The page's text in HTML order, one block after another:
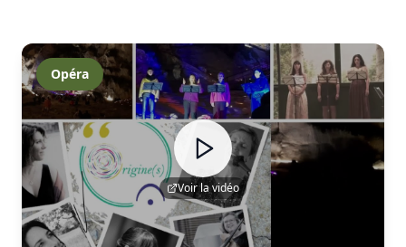
Voir la vidéo
Opéra